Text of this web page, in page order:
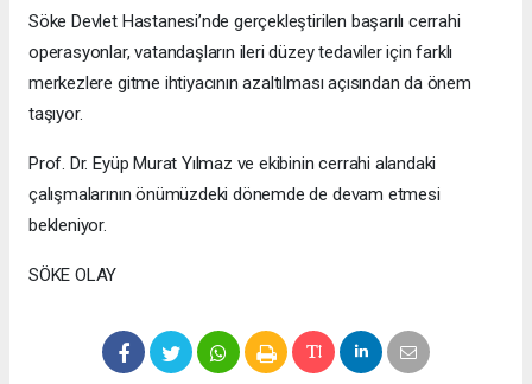
Söke Devlet Hastanesi’nde gerçekleştirilen başarılı cerrahi
operasyonlar, vatandaşların ileri düzey tedaviler için farklı
merkezlere gitme ihtiyacının azaltılması açısından da önem
taşıyor.
Prof. Dr. Eyüp Murat Yılmaz ve ekibinin cerrahi alandaki
çalışmalarının önümüzdeki dönemde de devam etmesi
bekleniyor.
SÖKE OLAY